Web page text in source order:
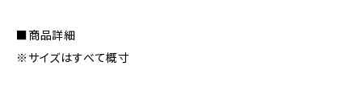
■商品詳細
※サイズはすべて概寸